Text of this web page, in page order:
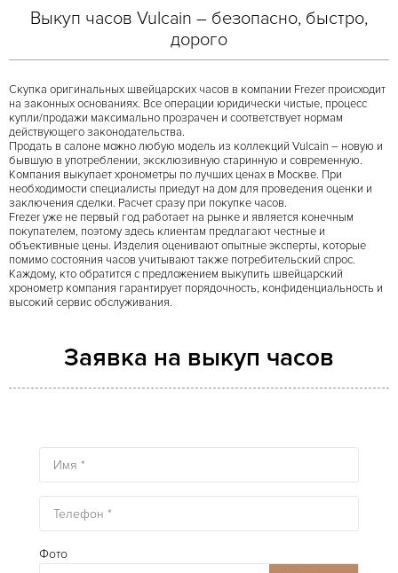
Выкуп часов Vulcain – безопасно, быстро,
дорого
Скупка оригинальных швейцарских часов в компании Frezer происходит
на законных основаниях. Все операции юридически чистые, процесс
купли/продажи максимально прозрачен и соответствует нормам
действующего законодательства.
Продать в салоне можно любую модель из коллекций Vulcain – новую и
бывшую в употреблении, эксклюзивную старинную и современную.
Компания выкупает хронометры по лучших ценах в Москве. При
необходимости специалисты приедут на дом для проведения оценки и
заключения сделки. Расчет сразу при покупке часов.
Frezer уже не первый год работает на рынке и является конечным
покупателем, поэтому здесь клиентам предлагают честные и
объективные цены. Изделия оценивают опытные эксперты, которые
помимо состояния часов учитывают также потребительский спрос.
Каждому, кто обратится с предложением выкупить швейцарский
хронометр компания гарантирует порядочность, конфиденциальность и
высокий сервис обслуживания.
Заявка на выкуп часов
Фото